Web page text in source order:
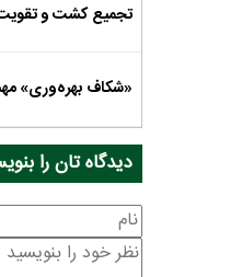
تجمیع کشت و تقویت
«شکاف بهره‌وری»
دیدگاه تان را